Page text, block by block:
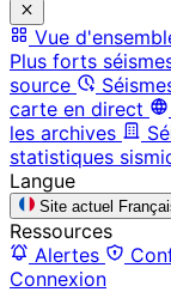
Vue
Plus forts
source
carte en direct
les archives
statistiques
Langue
Site actuel
Ressources
Alertes
Connexion